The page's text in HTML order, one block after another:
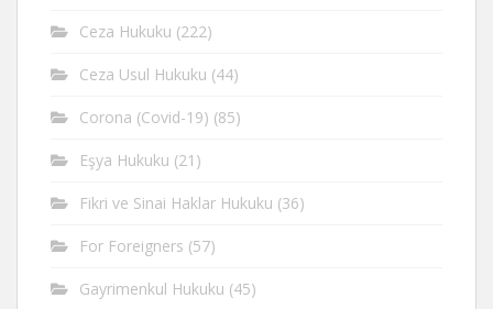
Ceza Hukuku (222)
Ceza Usul Hukuku (44)
Corona (Covid-19) (85)
Eşya Hukuku (21)
Fikri ve Sinai Haklar Hukuku (36)
For Foreigners (57)
Gayrimenkul Hukuku (45)